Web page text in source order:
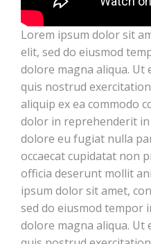
Lorem ipsum dolor sit
elit, sed do eiusmod
dolore magna aliqua. Ut
quis nostrud
aliquip ex ea commodo
dolor in reprehenderit
dolore eu fugiat nulla
occaecat cupidatat non
officia deserunt mollit
ipsum dolor sit amet,
sed do eiusmod tempor
dolore magna aliqua. Ut